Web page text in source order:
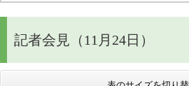
記者会見（11月24日）